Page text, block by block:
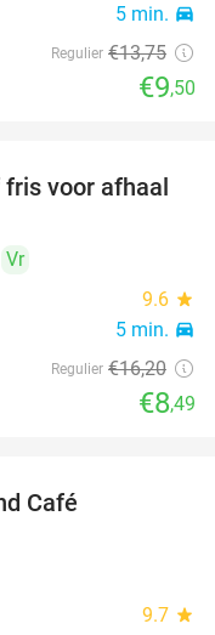
5 min. directions_car
Regulier €13,75
€9,50
48%
voor afhaal
Vr
9.6 star
5 min. directions_car
Regulier €16,20
€8,49
Café
9.7 star